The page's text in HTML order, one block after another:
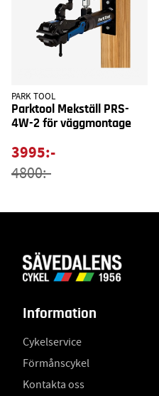
PARK TOOL
Parktool Mekställ PRS-
4W-2 för väggmontage
3995:-
4800:-
Information
Cykelservice
Förmånscykel
Kontakta oss